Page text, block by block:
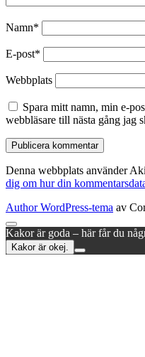
Namn*
E-post*
Webbplats
Spara mitt namn, min e-
webbläsare till nästa gång jag
Denna webbplats använder
dig om hur din
Author WordPress-tema av
Rulla
till
toppen
Kakor är goda – här får du
Kakor är okej.